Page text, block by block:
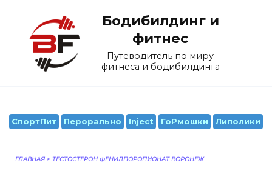
содержанию
Бодибилдинг и
фитнес
Путеводитель по миру
фитнеса и бодибилдинга
СпортПит Перорально Inject ГоРмошки Липолики
ГЛАВНАЯ > ТЕСТОСТЕРОН ФЕНИЛПОРОПИОНАТ ВОРОНЕЖ